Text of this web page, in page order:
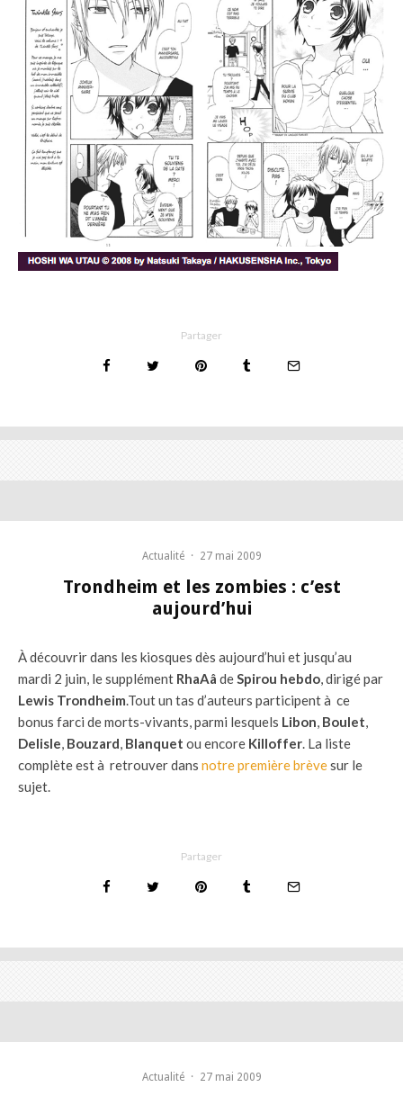
Partager
Actualité · 27 mai 2009
Trondheim et les zombies : c’est
aujourd’hui
À découvrir dans les kiosques dès aujourd’hui et jusqu’au
mardi 2 juin, le supplément RhaAâ deSpirou hebdo, dirigé par
Lewis Trondheim.Tout un tas d’auteurs participent à ce
bonus farci de morts-vivants, parmi lesquels Libon, Boulet,
Delisle, Bouzard, Blanquet ou encore Killoffer. La liste
complète est à retrouver dans notre première brèvesur le
sujet.
Partager
Actualité · 27 mai 2009